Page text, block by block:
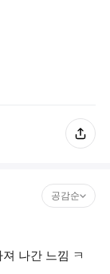
공감순
나간 느낌 ㅋ